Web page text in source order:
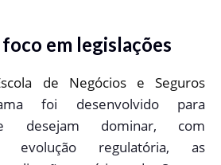
em legislações
de Negócios e Seguros
foi desenvolvido para
desejam dominar, com
evolução regulatória, as